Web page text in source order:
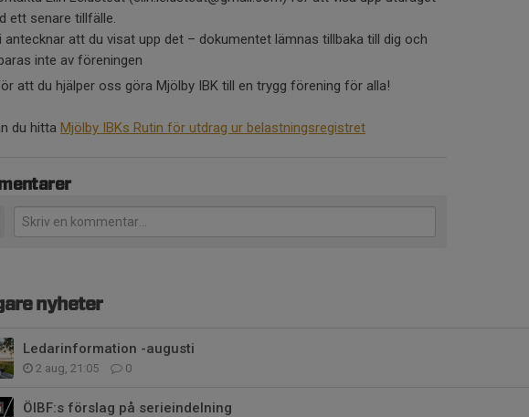
ett senare tillfälle.
antecknar att du visat upp det – dokumentet lämnas tillbaka till dig och
inte av föreningen
att du hjälper oss göra Mjölby IBK till en trygg förening för alla!
du hitta Mjölby IBKs Rutin för utdrag ur belastningsregistret
nyheter
Ledarinformation -augusti
2 aug, 21:05 0
ÖIBF:s förslag på serieindelning